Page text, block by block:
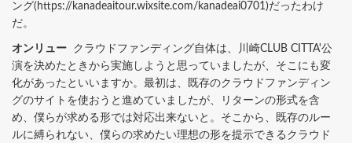
ング(https://kanadeaitour.wixsite.com/kanadeai0701)だったわけ
だ。
オンリュー クラウドファンディング自体は、川崎CLUB CITTA'公
演を決めたときから実施しようと思っていましたが、そこにも変
化があったといいますか。最初は、既存のクラウドファンディン
グのサイトを使おうと進めていましたが、リターンの形式を含
め、僕らが求める形では対応出来ないと。そこから、既存のルー
ルに縛られない、僕らの求めたい理想の形を提示できるクラウド